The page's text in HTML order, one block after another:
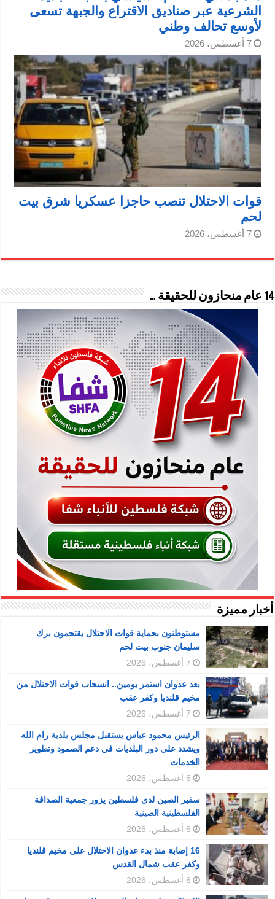
الشرعية عبر صناديق الاقتراع والجبهة تسعى
لأوسع تحالف وطني
7 أغسطس، 2026
قوات الاحتلال تنصب حاجزا عسكريا شرق بيت
لحم
7 أغسطس، 2026
14 عام منحازون للحقيقة …
أخبار مميزة
مستوطنون بحماية قوات الاحتلال يقتحمون برك
سليمان جنوب بيت لحم
7 أغسطس، 2026
بعد عدوان استمر يومين.. انسحاب قوات الاحتلال من
مخيم قلنديا وكفر عقب
7 أغسطس، 2026
الرئيس محمود عباس يستقبل مجلس بلدية رام الله
ويشدد على دور البلديات في دعم الصمود وتطوير
الخدمات
6 أغسطس، 2026
سفير الصين لدى فلسطين يزور جمعية الصداقة
الفلسطينية الصينية
6 أغسطس، 2026
16 إصابة منذ بدء عدوان الاحتلال على مخيم قلنديا
وكفر عقب شمال القدس
6 أغسطس، 2026